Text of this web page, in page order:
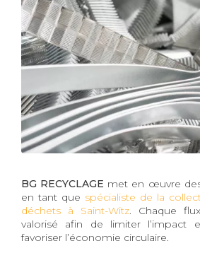
BG RECYCLAGE met en œuvre
en tant que spécialiste de la
déchets à Saint-Witz. Chaque
valorisé afin de limiter l’impact
favoriser l’économie circulaire.